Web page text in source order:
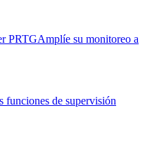
PRTGAmplíe su monitoreo a
funciones de supervisión